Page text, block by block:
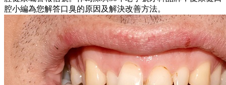
腔小編為您解答口臭的原因及解決改善方法。